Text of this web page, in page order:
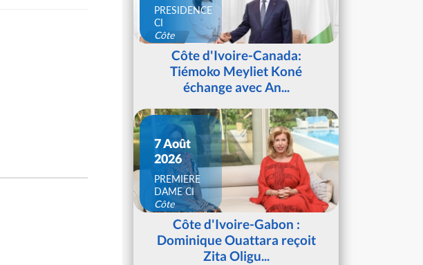
PRESIDENCE
CI
Côte
d'IvoireCôte d'Ivoire-Canada:
Tiémoko Meyliet Koné
échange avec An...
7 Août
2026
PREMIERE
DAME CI
Côte
d'IvoireCôte d'Ivoire-Gabon :
Dominique Ouattara reçoit
Zita Oligu...